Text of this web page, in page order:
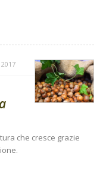
che cresce grazie